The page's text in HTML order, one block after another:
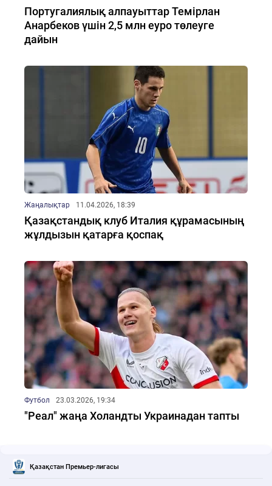
Португалиялық алпауыттар Темірлан
Анарбеков үшін 2,5 млн еуро төлеуге
дайын
Жаңалықтар 11.04.2026, 18:39
Қазақстандық клуб Италия құрамасының
жұлдызын қатарға қоспақ
Футбол 23.03.2026, 19:34
"Реал" жаңа Холандты Украинадан тапты
Қазақстан Премьер-лигасы